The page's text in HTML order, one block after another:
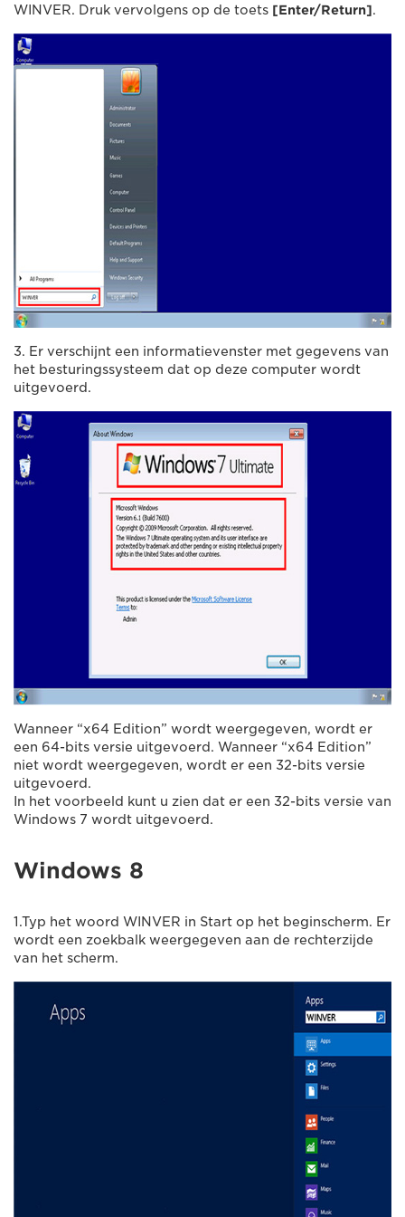
WINVER. Druk vervolgens op de toets [Enter/Return].
3. Er verschijnt een informatievenster met gegevens van
het besturingssysteem dat op deze computer wordt
uitgevoerd.
Wanneer “x64 Edition” wordt weergegeven, wordt er
een 64-bits versie uitgevoerd. Wanneer “x64 Edition”
niet wordt weergegeven, wordt er een 32-bits versie
uitgevoerd.
In het voorbeeld kunt u zien dat er een 32-bits versie van
Windows 7 wordt uitgevoerd.
Windows 8
1.Typ het woord WINVER in Start op het beginscherm. Er
wordt een zoekbalk weergegeven aan de rechterzijde
van het scherm.